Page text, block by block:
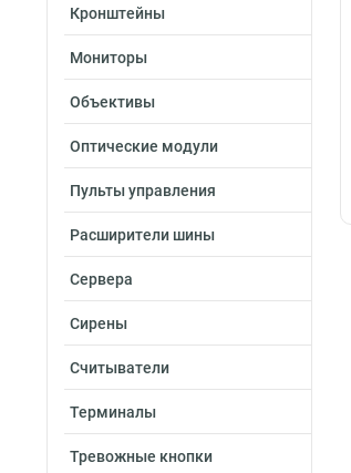
Кронштейны
Мониторы
Объективы
Оптические модули
Пульты управления
Расширители шины
Сервера
Сирены
Считыватели
Терминалы
Тревожные кнопки